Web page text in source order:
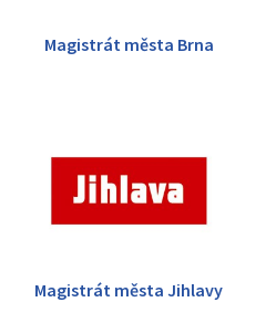
Magistrát města Brna
Magistrát města Jihlavy